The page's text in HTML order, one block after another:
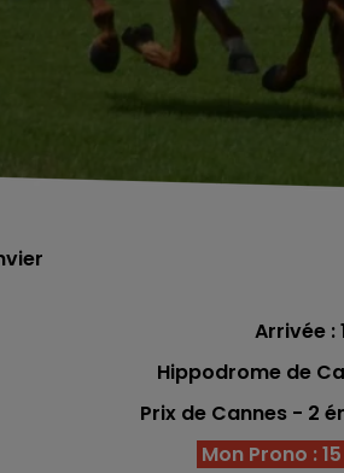
Arrivée :
Hippodrome de
Prix de Cannes - 2
Mon Prono :